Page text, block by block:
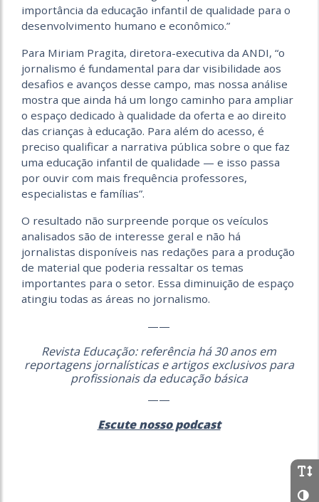
importância da educação infantil de qualidade para o
desenvolvimento humano e econômico.”
Para Miriam Pragita, diretora-executiva da ANDI, “o
jornalismo é fundamental para dar visibilidade aos
desafios e avanços desse campo, mas nossa análise
mostra que ainda há um longo caminho para ampliar
o espaço dedicado à qualidade da oferta e ao direito
das crianças à educação. Para além do acesso, é
preciso qualificar a narrativa pública sobre o que faz
uma educação infantil de qualidade — e isso passa
por ouvir com mais frequência professores,
especialistas e famílias”.
O resultado não surpreende porque os veículos
analisados são de interesse geral e não há
jornalistas disponíveis nas redações para a produção
de material que poderia ressaltar os temas
importantes para o setor. Essa diminuição de espaço
atingiu todas as áreas no jornalismo.
——
Revista Educação: referência há 30 anos em
reportagens jornalísticas e artigos exclusivos para
profissionais da educação básica
——
Escute nosso podcast